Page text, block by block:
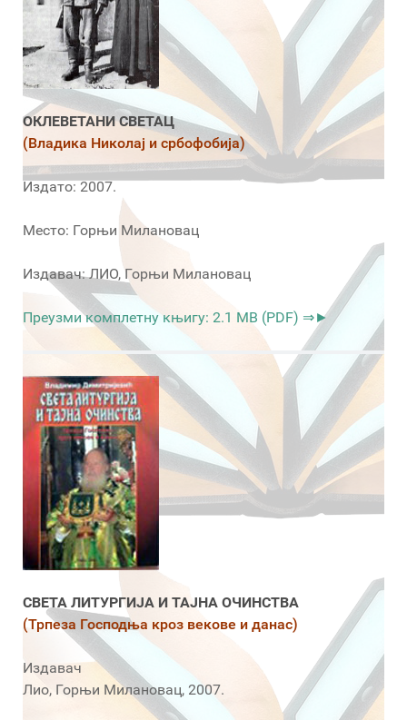
ОКЛЕВЕТАНИ СВЕТАЦ
(Владика Николај и србофобија)
Издато: 2007.
Место: Горњи Милановац
Издавач: ЛИО, Горњи Милановац
Преузми комплетну књигу: 2.1 MB (PDF) ⇒►
СВЕТА ЛИТУРГИЈА И ТАЈНА ОЧИНСТВА
(Трпеза Господња кроз векове и данас)
Издавач
Лио, Горњи Милановац, 2007.